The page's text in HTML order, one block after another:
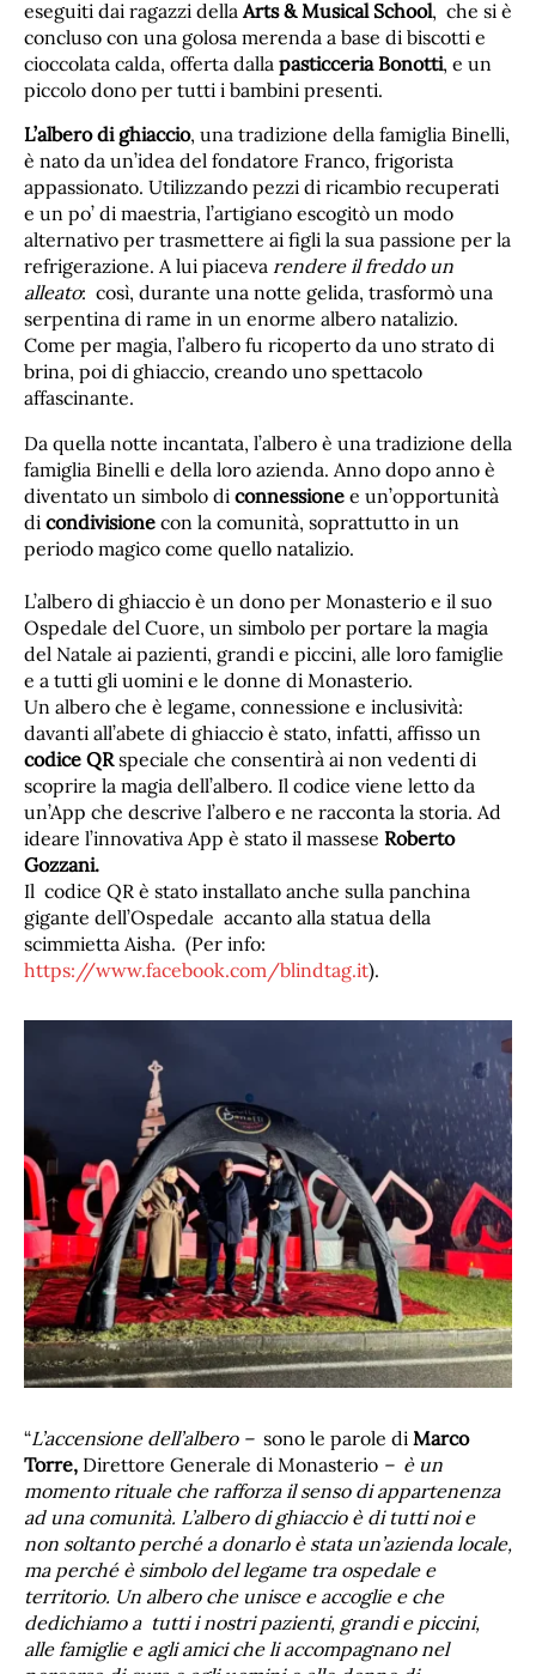
eseguiti dai ragazzi della Arts & Musical School, che si è
concluso con una golosa merenda a base di biscotti e
cioccolata calda, offerta dalla pasticceria Bonotti, e un
piccolo dono per tutti i bambini presenti.
L’albero di ghiaccio, una tradizione della famiglia Binelli,
è nato da un’idea del fondatore Franco, frigorista
appassionato. Utilizzando pezzi di ricambio recuperati
e un po’ di maestria, l’artigiano escogitò un modo
alternativo per trasmettere ai figli la sua passione per la
refrigerazione. A lui piaceva rendere il freddo un
alleato: così, durante una notte gelida, trasformò una
serpentina di rame in un enorme albero natalizio.
Come per magia, l’albero fu ricoperto da uno strato di
brina, poi di ghiaccio, creando uno spettacolo
affascinante.
Da quella notte incantata, l’albero è una tradizione della
famiglia Binelli e della loro azienda. Anno dopo anno è
diventato un simbolo di connessione e un’opportunità
di condivisione con la comunità, soprattutto in un
periodo magico come quello natalizio.
L’albero di ghiaccio è un dono per Monasterio e il suo
Ospedale del Cuore, un simbolo per portare la magia
del Natale ai pazienti, grandi e piccini, alle loro famiglie
e a tutti gli uomini e le donne di Monasterio.
Un albero che è legame, connessione e inclusività:
davanti all’abete di ghiaccio è stato, infatti, affisso un
codice QRspeciale che consentirà ai non vedenti di
scoprire la magia dell’albero. Il codice viene letto da
un’App che descrive l’albero e ne racconta la storia. Ad
ideare l’innovativa App è stato il massese Roberto
Gozzani.
Il codice QR è stato installato anche sulla panchina
gigante dell’Ospedale accanto alla statua della
scimmietta Aisha. (Per info:
https://www.facebook.com/blindtag.it).
“L’accensione dell’albero – sono le parole di Marco
Torre, Direttore Generale di Monasterio – è un
momento rituale che rafforza il senso di appartenenza
ad una comunità. L’albero di ghiaccio è di tutti noi e
non soltanto perché a donarlo è stata un’azienda locale,
ma perché è simbolo del legame tra ospedale e
territorio. Un albero che unisce e accoglie e che
dedichiamo a tutti i nostri pazienti, grandi e piccini,
alle famiglie e agli amici che li accompagnano nel